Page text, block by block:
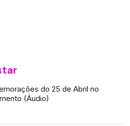
do 25 de Abril no
(Áudio)